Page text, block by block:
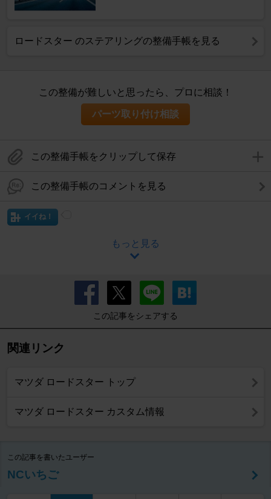
ロードスター のステアリングの整備手帳を見る
この整備が難しいと思ったら、プロに相談！
パーツ取り付け相談
この整備手帳をクリップして保存
この整備手帳のコメントを見る
イイね！
もっと見る
この記事をシェアする
関連リンク
マツダ ロードスター トップ
マツダ ロードスター カスタム情報
この記事を書いたユーザー
NCいちご